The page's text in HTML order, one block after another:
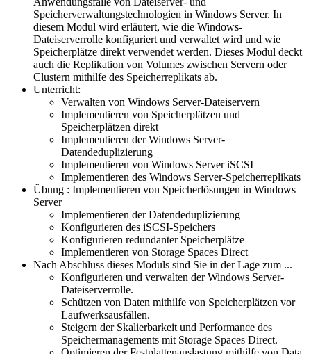
Speicherverwaltungstechnologien in Windows Server. In
diesem Modul wird erläutert, wie die Windows-
Dateiserverrolle konfiguriert und verwaltet wird und wie
Speicherplätze direkt verwendet werden. Dieses Modul deckt
auch die Replikation von Volumes zwischen Servern oder
Clustern mithilfe des Speicherreplikats ab.
Unterricht:
Verwalten von Windows Server-Dateiservern
Implementieren von Speicherplätzen und
Speicherplätzen direkt
Implementieren der Windows Server-
Datendeduplizierung
Implementieren von Windows Server iSCSI
Implementieren des Windows Server-Speicherreplikats
Übung : Implementieren von Speicherlösungen in Windows
Server
Implementieren der Datendeduplizierung
Konfigurieren des iSCSI-Speichers
Konfigurieren redundanter Speicherplätze
Implementieren von Storage Spaces Direct
Nach Abschluss dieses Moduls sind Sie in der Lage zum ...
Konfigurieren und verwalten der Windows Server-
Dateiserverrolle.
Schützen von Daten mithilfe von Speicherplätzen vor
Laufwerksausfällen.
Steigern der Skalierbarkeit und Performance des
Speichermanagements mit Storage Spaces Direct.